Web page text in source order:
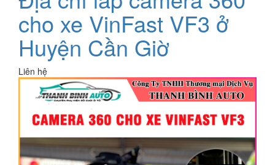
cho xe VinFast VF3 ở
Huyện Cần Giờ
Liên hệ